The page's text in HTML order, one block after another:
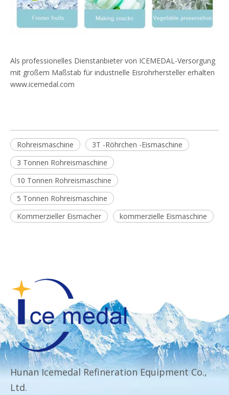
Als professionelles Dienstanbieter von ICEMEDAL-Versorgung
mit großem Maßstab für industrielle Eisrohrhersteller erhalten
www.icemedal.com
Rohreismaschine
3T -Röhrchen -Eismaschine
3 Tonnen Rohreismaschine
10 Tonnen Rohreismaschine
5 Tonnen Rohreismaschine
Kommerzieller Eismacher
kommerzielle Eismaschine
Hunan Icemedal Refineration Equipment Co.,
Ltd.